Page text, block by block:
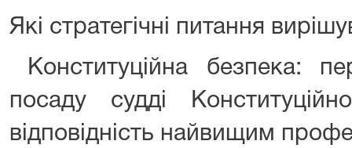
Які стратегічні питання
Конституційна безпека:
посаду судді
відповідність найвищим